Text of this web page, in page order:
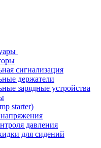
сигнализация
держатели
зарядные устройства
starter)
давления
для сидений